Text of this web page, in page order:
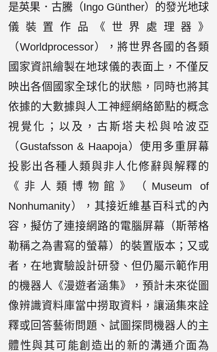
是英果．古騰（Ingo Günther）的發光地球
儀裝置作品《世界處理器》
（Worldprocessor），將世界各國的各類
國家資訊繪製在地球儀的表面上，不僅反
映出各個國家全球化的狀態，同時也將其
依據的大數據與人工神經網絡節點的概念
視覺化；以及，古斯塔夫松與哈波亞
（Gustafsson & Haapoja）使用多重屏幕
投影出各種人類與非人化修辭與解釋的
《非人類博物館》（Museum of
Nonhumanity），其接近維基百科式的內
容，擬仿了連接網路的電腦屏幕（斯蒂格
勒稱之為書寫的螢幕）的裝置版本；又或
者，在地實驗設計研發、但仍屬示範作用
的機器人《漫遊者涵集》，預計未來從圖
像辨識資料庫當中撈取資料，讓涵集來詮
釋或回答藝術問題、試圖探問機器人的主
體性與其可能創造出的新的溝通介面為